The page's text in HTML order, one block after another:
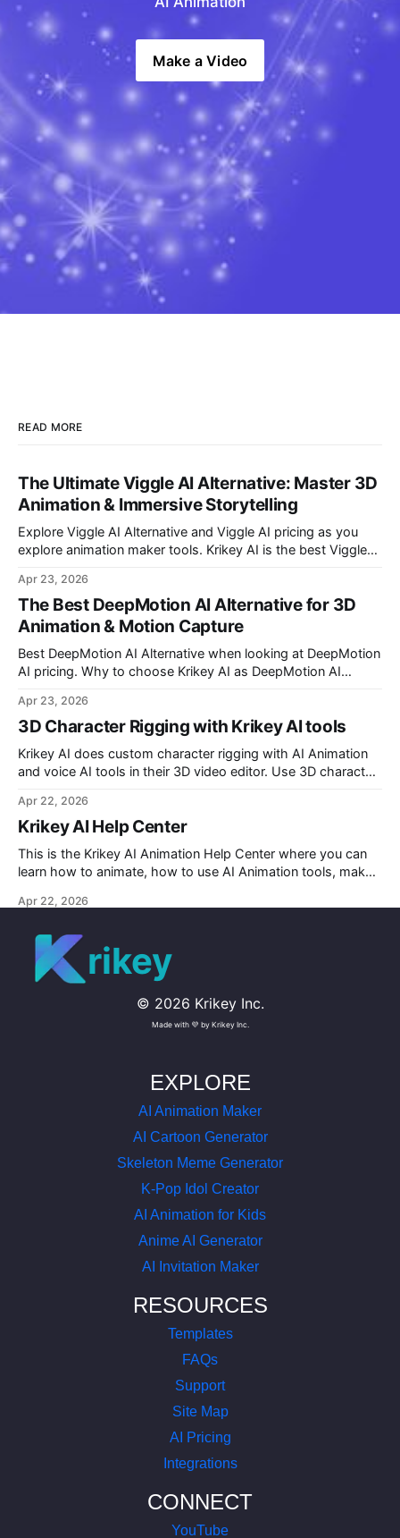
Make a Video
READ MORE
The Ultimate Viggle AI Alternative: Master 3D
Animation & Immersive Storytelling
Explore Viggle AI Alternative and Viggle AI pricing as you
explore animation maker tools. Krikey AI is the best Viggle
Apr 23, 2026
The Best DeepMotion AI Alternative for 3D
Animation & Motion Capture
Best DeepMotion AI Alternative when looking at DeepMotion
AI pricing. Why to choose Krikey AI as DeepMotion AI
animation.
Apr 23, 2026
3D Character Rigging with Krikey AI tools
Krikey AI does custom character rigging with AI Animation
and voice AI tools in their 3D video editor. Use 3D character
Apr 22, 2026
Krikey AI Help Center
This is the Krikey AI Animation Help Center where you can
learn how to animate, how to use AI Animation tools, make
Apr 22, 2026
rikey
© 2026 Krikey Inc.
Made with 💜 by Krikey Inc.
EXPLORE
AI Animation Maker
AI Cartoon Generator
Skeleton Meme Generator
K-Pop Idol Creator
AI Animation for Kids
Anime AI Generator
AI Invitation Maker
RESOURCES
Templates
FAQs
Support
Site Map
AI Pricing
Integrations
CONNECT
YouTube